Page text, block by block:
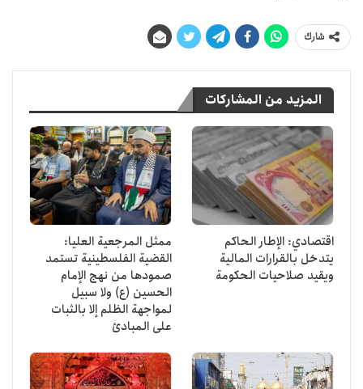
شارك
المزيد من المشاركات
اقتصادي: الإطار الحاكم
يتدخل بالقرارات المالية
ويقيد صلاحيات الحكومة
ممثل المرجعية العليا:
القضية الفلسطينية تستمد
صمودها من نهج الإمام
الحسين (ع) ولا سبيل
لمواجهة الظلم إلا بالثبات
على المبادئ